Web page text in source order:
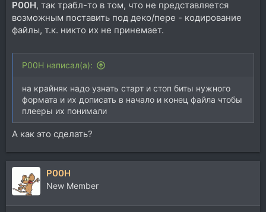
P00H, так трабл-то в том, что не представляется
возможным поставить под деко/пере - кодирование
файлы, т.к. никто их не принемает.
P00H написал(а):
на крайняк надо узнать старт и стоп биты нужного
формата и их дописать в начало и конец файла чтобы
плееры их понимали
А как это сделать?
P00H
New Member